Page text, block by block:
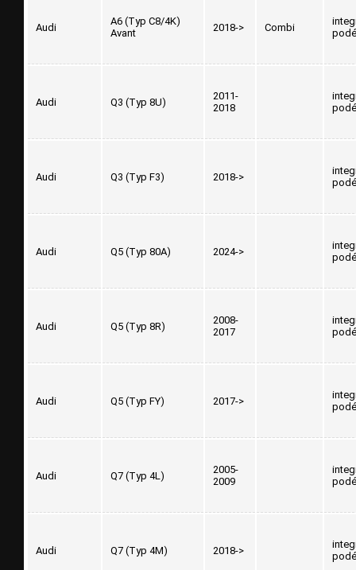
Audi
A6 (Typ C8/4K)
Avant
2018-> Combi
Audi Q3 (Typ 8U)
2011-
2018
Audi Q3 (Typ F3) 2018->
Audi Q5 (Typ 80A) 2024->
Audi Q5 (Typ 8R)
2008-
2017
Audi Q5 (Typ FY) 2017->
Audi Q7 (Typ 4L)
2005-
2009
Audi Q7 (Typ 4M) 2018->